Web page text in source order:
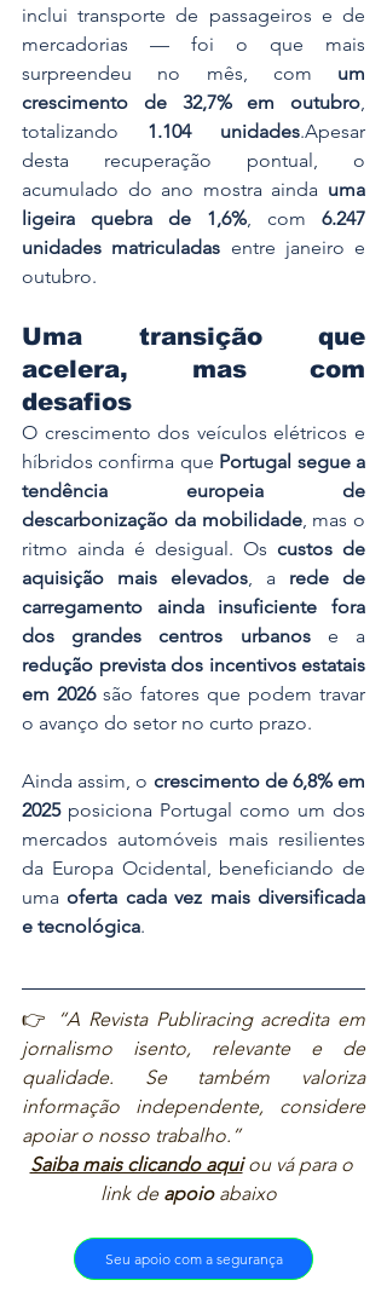
inclui transporte de passageiros e de
mercadorias — foi o que mais
surpreendeu no mês, com um
crescimento de 32,7% em outubro,
totalizando 1.104 unidades.Apesar
desta recuperação pontual, o
acumulado do ano mostra ainda uma
ligeira quebra de 1,6%, com 6.247
unidades matriculadas entre janeiro e
outubro.
Uma transição que
acelera, mas com
desafios
O crescimento dos veículos elétricos e
híbridos confirma que Portugal segue a
tendência europeia de
descarbonização da mobilidade, mas o
ritmo ainda é desigual. Os custos de
aquisição mais elevados, a rede de
carregamento ainda insuficiente fora
dos grandes centros urbanos
redução prevista dos incentivos estatais
em 2026 são fatores que podem travar
o avanço do setor no curto prazo.
Ainda assim, o crescimento de 6,8% em
2025 posiciona Portugal como um dos
mercados automóveis mais resilientes
da Europa Ocidental, beneficiando de
uma oferta cada vez mais diversificada
e tecnológica.
👉
“A Revista Publiracing acredita em
jornalismo isento, relevante e de
qualidade. Se também valoriza
informação independente, considere
apoiar o nosso trabalho.”
Saiba mais clicando aqui ou vá para o
link de apoio abaixo
Seu apoio com a segurança